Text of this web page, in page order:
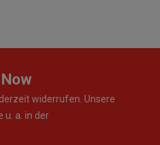
widerrufen. Unsere
u. a. in der